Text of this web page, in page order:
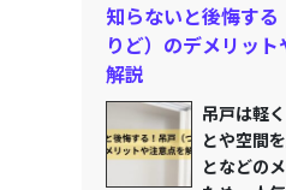
知らないと後悔する
りど）のデメリッ
解説
吊戸は軽
とや空間
となどの